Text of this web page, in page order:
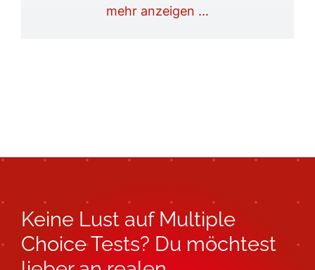
mehr anzeigen ...
Keine Lust auf Multiple
Choice Tests? Du möchtest